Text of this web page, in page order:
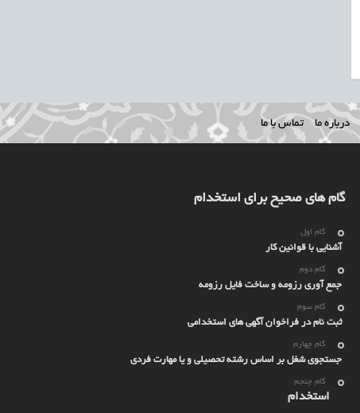
درباره ما تماس با ما
گام های صحیح برای استخدام
گام اول
آشنایی با قوانین کار
گام دوم
جمع آوری رزومه و ساخت فایل رزومه
گام سوم
ثبت نام در فراخوان آگهی های استخدامی
گام چهارم
جستجوی شغل بر اساس رشته تحصیلی و یا مهارت فردی
گام چنجم
استخدام